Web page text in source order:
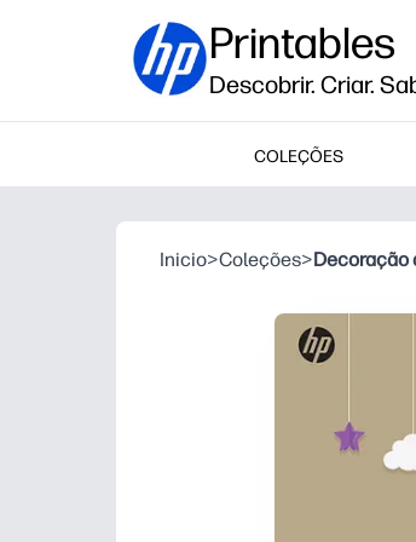
Printables
Descobrir. Criar.
COLEÇÕES
Inicio>Coleções>Decoração